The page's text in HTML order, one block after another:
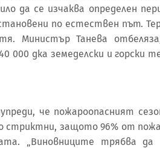
да се изчаква определен
по естествен път.
тя. Министър Танева
000 дка земеделски и горски
че пожароопасният
стриктни, защото 96% от
„Виновниците трябва да